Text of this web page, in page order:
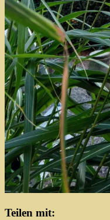
Teilen mit: